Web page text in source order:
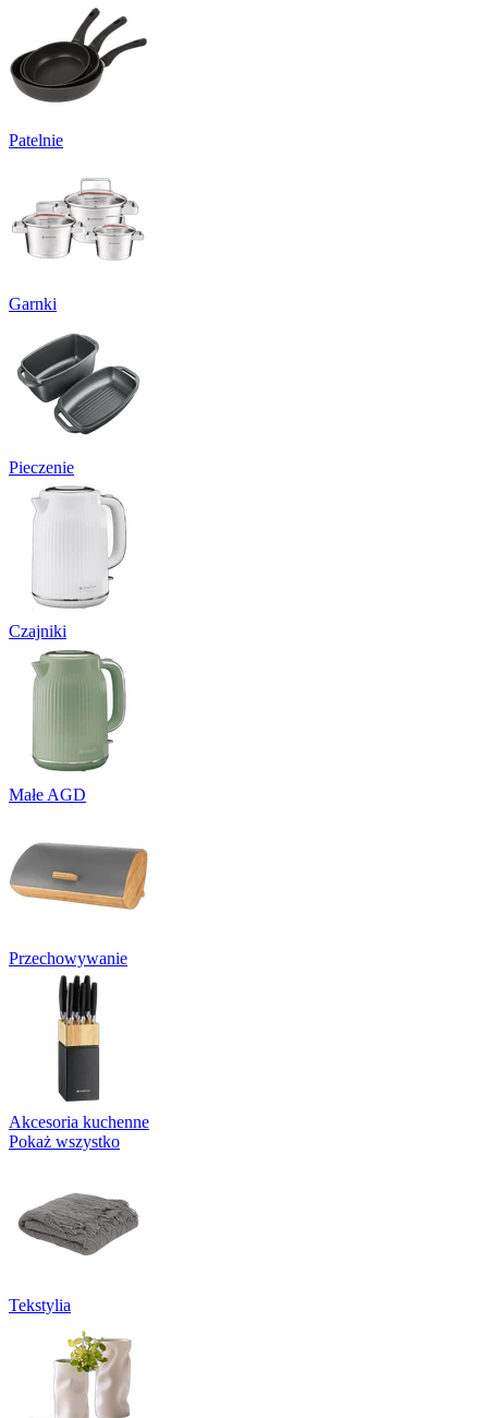
Patelnie
Garnki
Pieczenie
Czajniki
Małe AGD
Przechowywanie
Akcesoria kuchenne
Pokaż wszystko
Tekstylia